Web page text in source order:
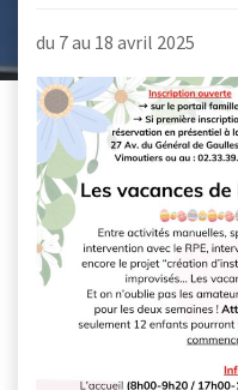
du 7 au 18 avril 2025